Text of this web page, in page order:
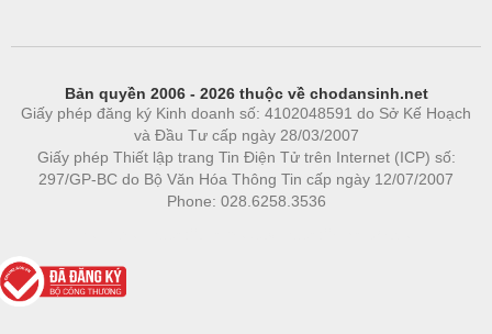
Bản quyền 2006 - 2026 thuộc về chodansinh.net
Giấy phép đăng ký Kinh doanh số: 4102048591 do Sở Kế Hoạch
và Đầu Tư cấp ngày 28/03/2007
Giấy phép Thiết lập trang Tin Điện Tử trên Internet (ICP) số:
297/GP-BC do Bộ Văn Hóa Thông Tin cấp ngày 12/07/2007
Phone: 028.6258.3536